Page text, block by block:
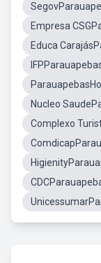
Empresa
Educa
Nucleo
Complexo